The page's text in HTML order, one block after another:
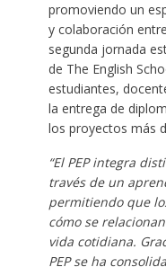
promoviendo un
y colaboración
segunda jornada
de The English
estudiantes,
la entrega de
los proyectos más
“El PEP integra
través de un
permitiendo que
cómo se
vida cotidiana.
PEP se ha